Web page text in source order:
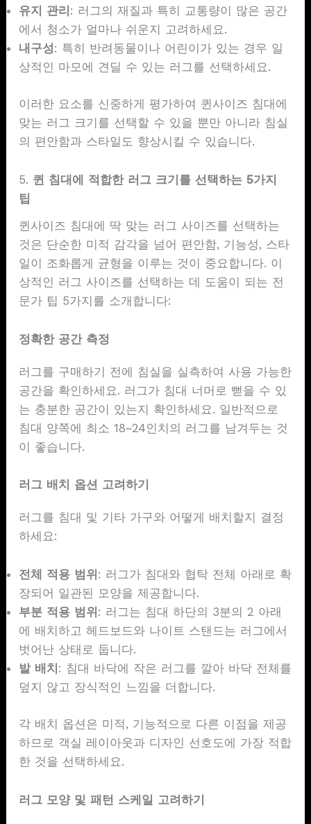
유지 관리 : 러그의 재질과 특히 교통량이 많은 공간
에서 청소가 얼마나 쉬운지 고려하세요.
내구성: 특히 반려동물이나 어린이가 있는 경우 일
상적인 마모에 견딜 수 있는 러그를 선택하세요.
이러한 요소를 신중하게 평가하여 퀸사이즈 침대에
맞는 러그 크기를 선택할 수 있을 뿐만 아니라 침실
의 편안함과 스타일도 향상시킬 수 있습니다.
5. 퀸 침대에 적합한 러그 크기를 선택하는 5가지
팁
퀸사이즈 침대에 딱 맞는 러그 사이즈를 선택하는
것은 단순한 미적 감각을 넘어 편안함, 기능성, 스타
일이 조화롭게 균형을 이루는 것이 중요합니다. 이
상적인 러그 사이즈를 선택하는 데 도움이 되는 전
문가 팁 5가지를 소개합니다:
정확한 공간 측정
러그를 구매하기 전에 침실을 실측하여 사용 가능한
공간을 확인하세요. 러그가 침대 너머로 뻗을 수 있
는 충분한 공간이 있는지 확인하세요. 일반적으로
침대 양쪽에 최소 18~24인치의 러그를 남겨두는 것
이 좋습니다.
러그 배치 옵션 고려하기
러그를 침대 및 기타 가구와 어떻게 배치할지 결정
하세요:
전체 적용 범위 : 러그가 침대와 협탁 전체 아래로 확
장되어 일관된 모양을 제공합니다.
부분 적용 범위 : 러그는 침대 하단의 3분의 2 아래
에 배치하고 헤드보드와 나이트 스탠드는 러그에서
벗어난 상태로 둡니다.
발 배치 : 침대 바닥에 작은 러그를 깔아 바닥 전체를
덮지 않고 장식적인 느낌을 더합니다.
각 배치 옵션은 미적, 기능적으로 다른 이점을 제공
하므로 객실 레이아웃과 디자인 선호도에 가장 적합
한 것을 선택하세요.
러그 모양 및 패턴 스케일 고려하기